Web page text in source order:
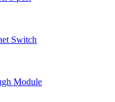
Switch
Module